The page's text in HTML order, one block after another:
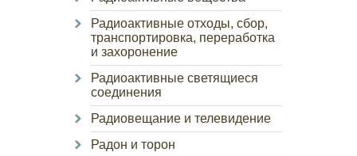
Радиоактивные отходы, сбор,
транспортировка, переработка
и захоронение
Радиоактивные светящиеся
соединения
Радиовещание и телевидение
Радон и торон